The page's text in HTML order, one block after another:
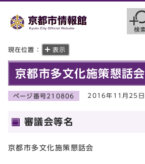
現在位置： 表示
京都市多文化施策懇話会
ページ番号210806 2016年11月25日
審議会等名
京都市多文化施策懇話会